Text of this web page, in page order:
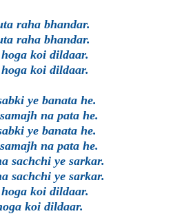
raha bhandar.
raha bhandar.
koi dildaar.
koi dildaar.
ye banata he.
na pata he.
ye banata he.
na pata he.
sachchi ye sarkar.
sachchi ye sarkar.
koi dildaar.
koi dildaar.